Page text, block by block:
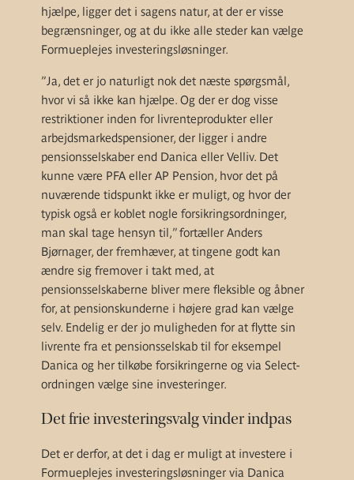
hjælpe, ligger det i sagens natur, at der er visse
begrænsninger, og at du ikke alle steder kan vælge
Formueplejes investeringsløsninger.
”Ja, det er jo naturligt nok det næste spørgsmål,
hvor vi så ikke kan hjælpe. Og der er dog visse
restriktioner inden for livrenteprodukter eller
arbejdsmarkedspensioner, der ligger i andre
pensionsselskaber end Danica eller Velliv. Det
kunne være PFA eller AP Pension, hvor det på
nuværende tidspunkt ikke er muligt, og hvor der
typisk også er koblet nogle forsikringsordninger,
man skal tage hensyn til,” fortæller Anders
Bjørnager, der fremhæver, at tingene godt kan
ændre sig fremover i takt med, at
pensionsselskaberne bliver mere fleksible og åbner
for, at pensionskunderne i højere grad kan vælge
selv. Endelig er der jo muligheden for at flytte sin
livrente fra et pensionsselskab til for eksempel
Danica og her tilkøbe forsikringerne og via Select-
ordningen vælge sine investeringer.
Det frie investeringsvalg vinder indpas
Det er derfor, at det i dag er muligt at investere i
Formueplejes investeringsløsninger via Danica